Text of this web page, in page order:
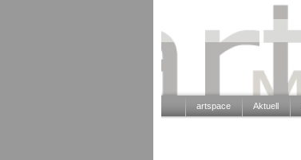
artspace Aktuell